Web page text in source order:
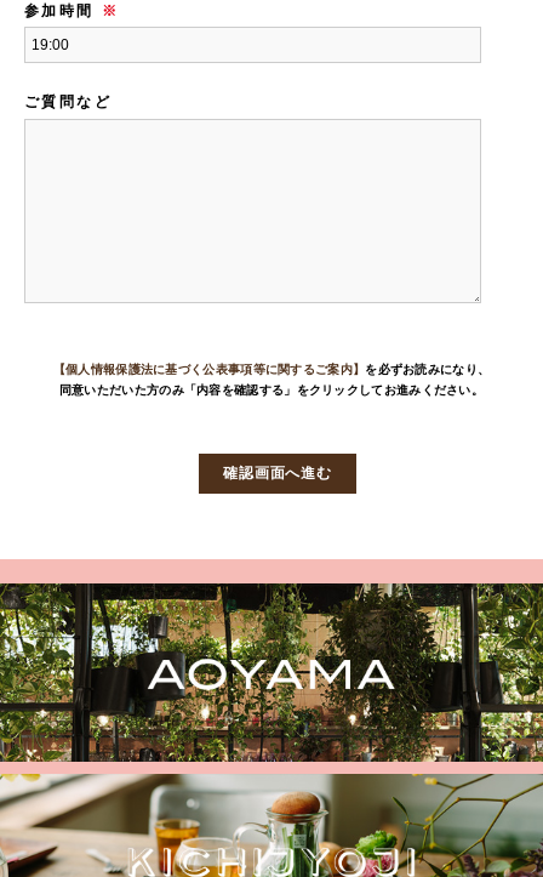
参加時間 ※
ご質問など
【個人情報保護法に基づく公表事項等に関するご案内】 を必ずお読みになり、
同意いただいた方のみ「内容を確認する」をクリックしてお進みください。